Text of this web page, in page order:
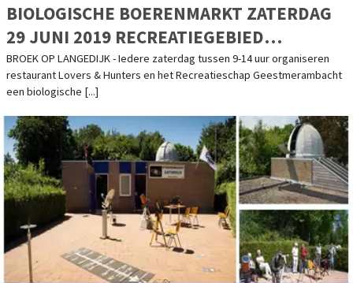
BIOLOGISCHE BOERENMARKT ZATERDAG
29 JUNI 2019 RECREATIEGEBIED
GEESTMERAMBACHT
BROEK OP LANGEDIJK - Iedere zaterdag tussen 9-14 uur organiseren
restaurant Lovers & Hunters en het Recreatieschap Geestmerambacht
een biologische [...]